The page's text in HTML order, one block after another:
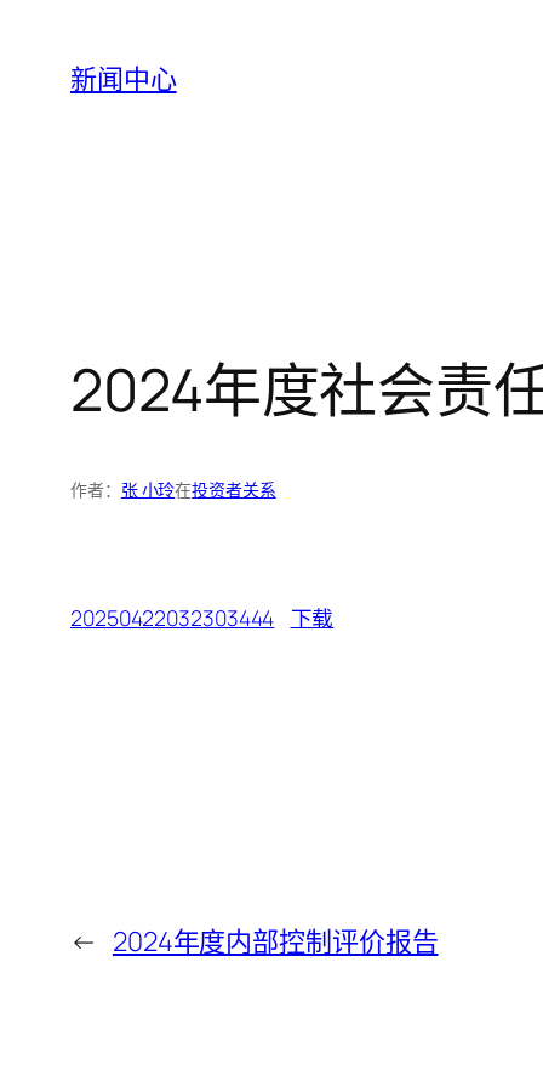
新闻中心
2024年度社会责
作者： 张 小玲在投资者关系
20250422032303444 下载
← 2024年度内部控制评价报告